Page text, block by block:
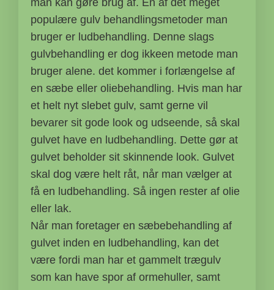
man kan gøre brug af. En af det meget
populære gulv behandlingsmetoder man
bruger er ludbehandling. Denne slags
gulvbehandling er dog ikkeen metode man
bruger alene. det kommer i forlængelse af
en sæbe eller oliebehandling. Hvis man har
et helt nyt slebet gulv, samt gerne vil
bevarer sit gode look og udseende, så skal
gulvet have en ludbehandling. Dette gør at
gulvet beholder sit skinnende look. Gulvet
skal dog være helt råt, når man vælger at
få en ludbehandling. Så ingen rester af olie
eller lak.
Når man foretager en sæbebehandling af
gulvet inden en ludbehandling, kan det
være fordi man har et gammelt trægulv
som kan have spor af ormehuller, samt